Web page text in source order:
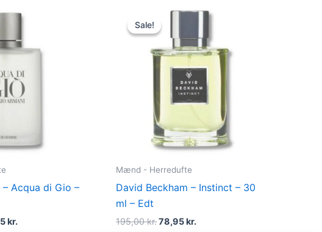
Acqua di Gio –
kr..
kr.
price
494,95 kr..
Sale!
Sale!
Mænd - Herredufte
David Beckham – Instinct – 30
ml – Edt
195,00kr.
Original
was:
195,00 kr..
78,95kr.
Current
78,95 kr..